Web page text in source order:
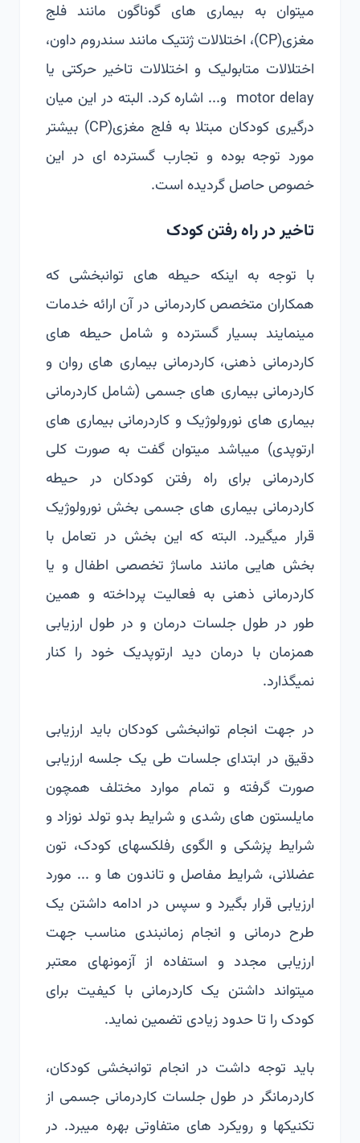
میتوان به بیماری های گوناگون مانند فلج
مغزی(CP)، اختلالات ژنتیک مانند سندروم داون،
اختلالات متابولیک و اختلالات تاخیر حرکتی یا
motor delay و... اشاره کرد. البته در این میان
درگیری کودکان مبتلا به فلج مغزی(CP) بیشتر
مورد توجه بوده و تجارب گسترده ای در این
خصوص حاصل گردیده است.
تاخیر در راه رفتن کودک
با توجه به اینکه حیطه های توانبخشی که
همکاران متخصص کاردرمانی در آن ارائه خدمات
مینمایند بسیار گسترده و شامل حیطه های
کاردرمانی ذهنی، کاردرمانی بیماری های روان و
کاردرمانی بیماری های جسمی (شامل کاردرمانی
بیماری های نورولوژیک و کاردرمانی بیماری های
ارتوپدی) میباشد میتوان گفت به صورت کلی
کاردرمانی برای راه رفتن کودکان در حیطه
کاردرمانی بیماری های جسمی بخش نورولوژیک
قرار میگیرد. البته که این بخش در تعامل با
بخش هایی مانند ماساژ تخصصی اطفال و یا
کاردرمانی ذهنی به فعالیت پرداخته و همین
طور در طول جلسات درمان و در طول ارزیابی
همزمان با درمان دید ارتوپدیک خود را کنار
نمیگذارد.
در جهت انجام توانبخشی کودکان باید ارزیابی
دقیق در ابتدای جلسات طی یک جلسه ارزیابی
صورت گرفته و تمام موارد مختلف همچون
مایلستون های رشدی و شرایط بدو تولد نوزاد و
شرایط پزشکی و الگوی رفلکسهای کودک، تون
عضلانی، شرایط مفاصل و تاندون ها و ... مورد
ارزیابی قرار بگیرد و سپس در ادامه داشتن یک
طرح درمانی و انجام زمانبندی مناسب جهت
ارزیابی مجدد و استفاده از آزمونهای معتبر
میتواند داشتن یک کاردرمانی با کیفیت برای
کودک را تا حدود زیادی تضمین نماید.
باید توجه داشت در انجام توانبخشی کودکان،
کاردرمانگر در طول جلسات کاردرمانی جسمی از
تکنیکها و رویکرد های متفاوتی بهره میبرد. در